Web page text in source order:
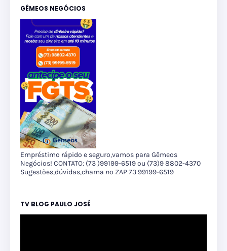
GÊMEOS NEGÓCIOS
Empréstimo rápido e seguro,vamos para Gêmeos
Negócios! CONTATO: (73 )99199-6519 ou (73)9 8802-4370
Sugestões,dúvidas,chama no ZAP 73 99199-6519
TV BLOG PAULO JOSÉ